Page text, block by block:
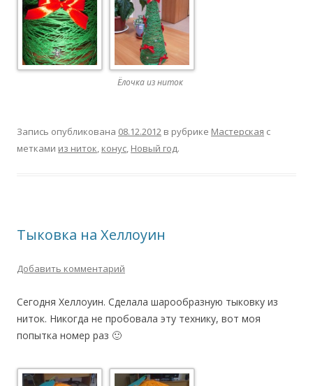
Ёлочка из ниток
Запись опубликована 08.12.2012 в рубрике Мастерская с
метками из ниток, конус, Новый год.
Тыковка на Хеллоуин
Добавить комментарий
Сегодня Хеллоуин. Сделала шарообразную тыковку из
ниток. Никогда не пробовала эту технику, вот моя
попытка номер раз 🙂